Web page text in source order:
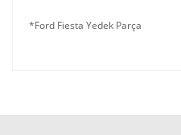
*Ford Fiesta Yedek Parça